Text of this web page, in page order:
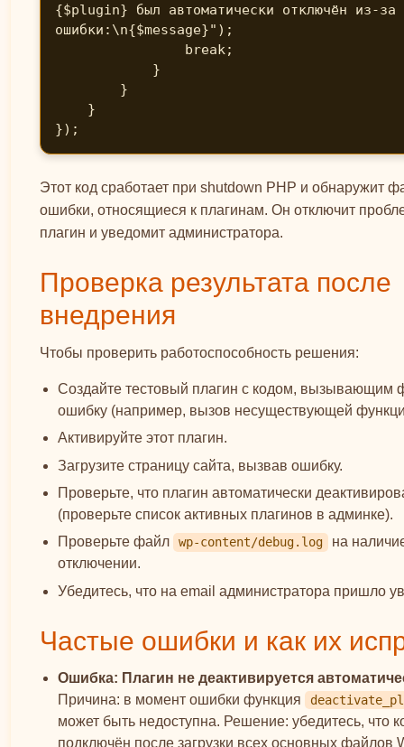
{$plugin} был автоматически отключён из-за
ошибки:\n{$message}");
});
Этот код сработает при shutdown PHP и обнаружит
ошибки, относящиеся к плагинам. Он отключит
плагин и уведомит администратора.
Проверка результата после
внедрения
Чтобы проверить работоспособность решения:
Создайте тестовый плагин с кодом, вызывающим
ошибку (например, вызов несуществующей
Активируйте этот плагин.
Загрузите страницу сайта, вызвав ошибку.
Проверьте, что плагин автоматически
(проверьте список активных плагинов в админке).
Проверьте файл
wp-content/debug.log
на
отключении.
Убедитесь, что на email администратора пришло
Частые ошибки и как их
Ошибка: Плагин не деактивируется
Причина: в момент ошибки функция
может быть недоступна. Решение: убедитесь, что
подключён после загрузки всех основных файлов